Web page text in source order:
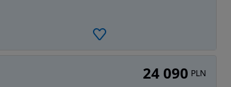
24 090 PLN